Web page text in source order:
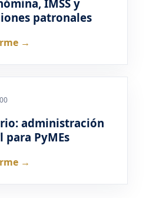
IMSS y
patronales
→
administración
para PyMEs
→